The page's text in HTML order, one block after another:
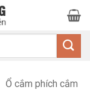
Ổ cắm phích cắm